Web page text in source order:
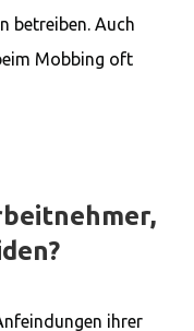
betreiben. Auch
Mobbing oft
ihrer